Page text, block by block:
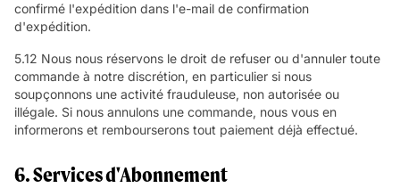
confirmé l'expédition dans l'e-mail de confirmation
d'expédition.
5.12 Nous nous réservons le droit de refuser ou d'annuler toute
commande à notre discrétion, en particulier si nous
soupçonnons une activité frauduleuse, non autorisée ou
illégale. Si nous annulons une commande, nous vous en
informerons et rembourserons tout paiement déjà effectué.
6. Services d'Abonnement